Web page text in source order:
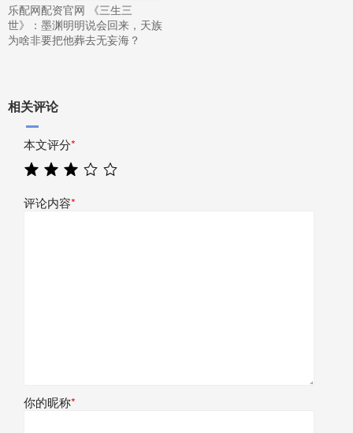
乐配网配资官网 《三生三
世》：墨渊明明说会回来，天族
为啥非要把他葬去无妄海？
相关评论
本文评分*
评论内容*
你的昵称*